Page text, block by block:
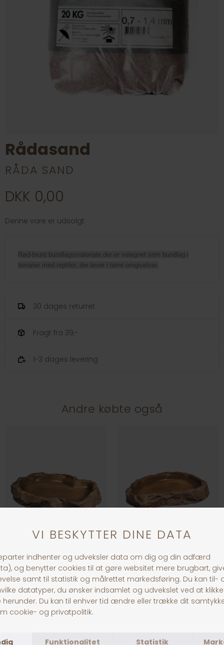
Rådasand
RÅDA SAND
DKK 0,00
Denne vare er udsolgt
Rød-brunt bundlagsmateriale der er velegnet som bundlag i
terrarier med reptiler, der lever i tørre omgivelser.
30 dages returret
Fragt fra 39,-
1-3 dages levering
Andre købte også
ExoTerra Foderskål Stor
DKK 219,00
ExoTerra Foderskål, Large
DKK 129,00